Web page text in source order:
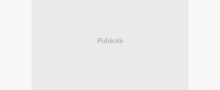
Publicité